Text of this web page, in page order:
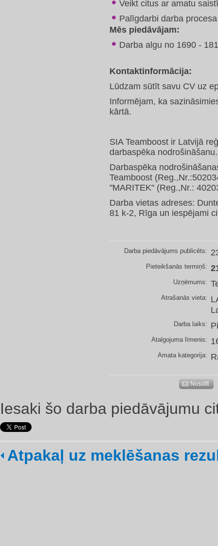
Veikt citus ar amatu
Palīgdarbi darba
Mēs piedāvājam:
Darba algu no 1690 -
Kontaktinformācija:
Lūdzam sūtīt savu CV uz
Informējam, ka
kārtā.
SIA Teamboost ir Latvijā
darbaspēka nodrošināšanu.
Darbaspēka
Teamboost
"MARITEK" (Reg.,Nr.:
Darba vietas adreses:
81 k-2, Rīga un iespējami
Darba piedāvājums publicēts:
Pieteikšanās termiņš:
Uzņēmums:
Atrašanās vieta:
Darba laiks:
Atalgojuma līmenis:
Amata kategorija:
Nosūtīt
Iesaki šo darba piedāvājumu
Atpakaļ uz meklēšanas